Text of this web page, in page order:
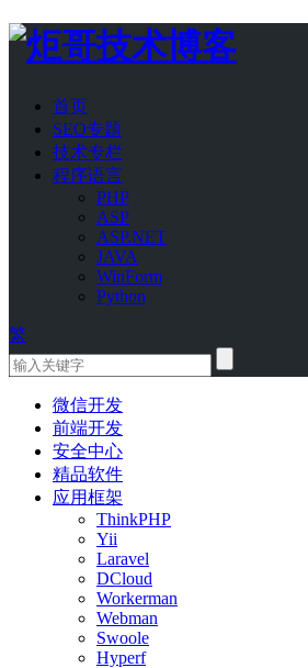
首页
SEO专题
技术专栏
程序语言
PHP
ASP
ASP.NET
JAVA
WinForm
Python
繁
微信开发
前端开发
安全中心
精品软件
应用框架
ThinkPHP
Yii
Laravel
DCloud
Workerman
Webman
Swoole
Hyperf